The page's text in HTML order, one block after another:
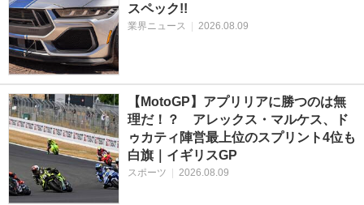
スペック!!
業界ニュース | 2026.08.09
【MotoGP】アプリリアに勝つのは無
理だ！？ アレックス・マルケス、ド
ゥカティ陣営最上位のスプリント4位も
白旗｜イギリスGP
スポーツ | 2026.08.09